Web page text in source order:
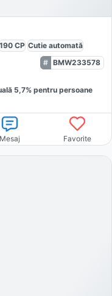
190 CP Cutie automată
BMW233578
5,7% pentru persoane
Mesaj Favorite